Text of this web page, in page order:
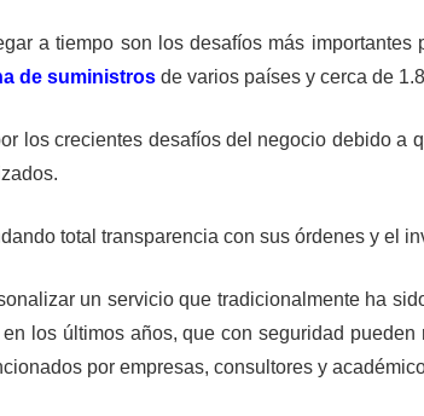
a tiempo son los desafíos más importantes
de suministros de varios países y cerca de
los crecientes desafíos del negocio debido
total transparencia con sus órdenes y el
un servicio que tradicionalmente ha
los últimos años, que con seguridad
por empresas, consultores y